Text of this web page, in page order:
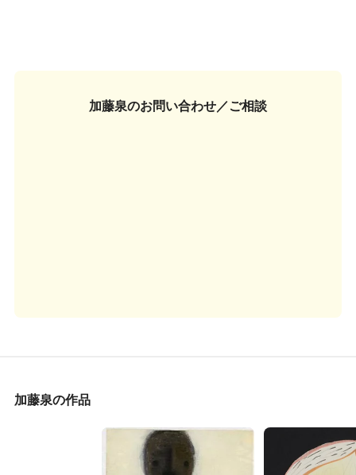
加藤泉のお問い合わせ／ご相談
加藤泉の作品